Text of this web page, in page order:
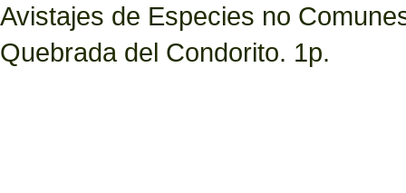
Avistajes de Especies no
Quebrada del Condorito. 1p.